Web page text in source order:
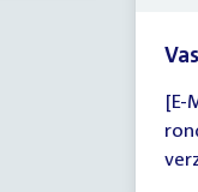
tot
[E-